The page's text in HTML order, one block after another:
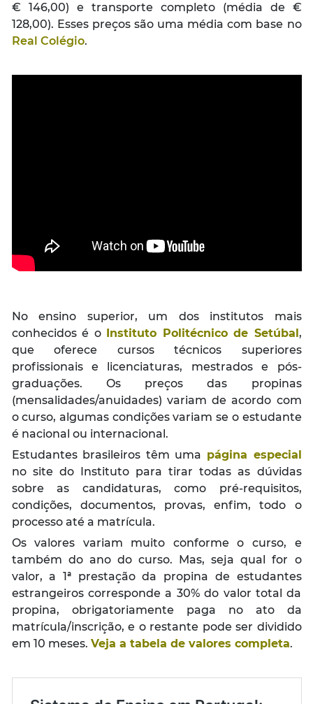
€ 146,00) e transporte completo (média de €
128,00). Esses preços são uma média com base no
Real Colégio.
No ensino superior, um dos institutos mais
conhecidos é o
Instituto Politécnico de Setúbal ,
que oferece cursos técnicos superiores
profissionais e licenciaturas, mestrados e pós-
graduações. Os preços das propinas
(mensalidades/anuidades) variam de acordo com
o curso, algumas condições variam se o estudante
é nacional ou internacional.
Estudantes brasileiros têm uma página especial
no site do Instituto para tirar todas as dúvidas
sobre as candidaturas, como pré-requisitos,
condições, documentos, provas, enfim, todo o
processo até a matrícula.
Os valores variam muito conforme o curso, e
também do ano do curso. Mas, seja qual for o
valor, a 1ª prestação da propina de estudantes
estrangeiros corresponde a 30% do valor total da
propina, obrigatoriamente paga no ato da
matrícula/inscrição, e o restante pode ser dividido
em 10 meses. Veja a tabela de valores completa.